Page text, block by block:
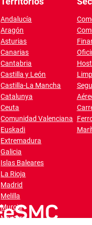
Andalucía
Aragón
Asturias
Canarias
Cantabria
Castilla y León
Castilla-La Mancha
Catalunya
Ceuta
Comunidad Valenciana
Euskadi
Extremadura
Galicia
Islas Baleares
La Rioja
Madrid
Melilla
Murcia
Navarra